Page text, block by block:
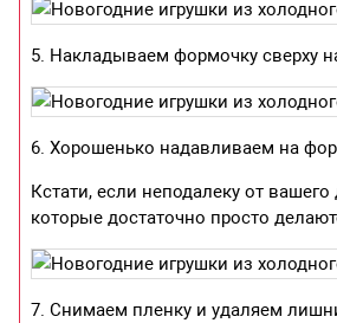
5. Накладываем формочку сверху
6. Хорошенько надавливаем на
Кстати, если неподалеку от
которые достаточно просто
7. Снимаем пленку и удаляем